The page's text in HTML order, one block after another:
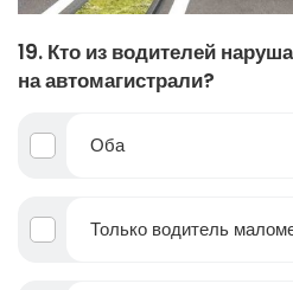
19. Кто из водителей
на автомагистрали?
Оба
Только водитель